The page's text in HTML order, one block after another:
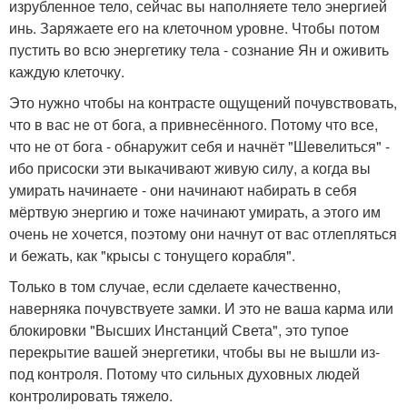
изрубленное тело, сейчас вы наполняете тело энергией
инь. Заряжаете его на клеточном уровне. Чтобы потом
пустить во всю энергетику тела - сознание Ян и оживить
каждую клеточку.
Это нужно чтобы на контрасте ощущений почувствовать,
что в вас не от бога, а привнесённого. Потому что все,
что не от бога - обнаружит себя и начнёт "Шевелиться" -
ибо присоски эти выкачивают живую силу, а когда вы
умирать начинаете - они начинают набирать в себя
мёртвую энергию и тоже начинают умирать, а этого им
очень не хочется, поэтому они начнут от вас отлепляться
и бежать, как "крысы с тонущего корабля".
Только в том случае, если сделаете качественно,
наверняка почувствуете замки. И это не ваша карма или
блокировки "Высших Инстанций Света", это тупое
перекрытие вашей энергетики, чтобы вы не вышли из-
под контроля. Потому что сильных духовных людей
контролировать тяжело.